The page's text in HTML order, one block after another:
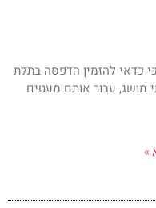
כדאי להזמין הדפסה בתלת
מושג, עבור אותם מעטים
»